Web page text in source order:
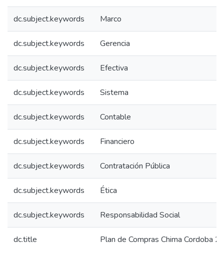
dc.subject.keywords Marco
dc.subject.keywords Gerencia
dc.subject.keywords Efectiva
dc.subject.keywords Sistema
dc.subject.keywords Contable
dc.subject.keywords Financiero
dc.subject.keywords Contratación Pública
dc.subject.keywords Ética
dc.subject.keywords Responsabilidad Social
dc.title Plan de Compras Chima Cordoba